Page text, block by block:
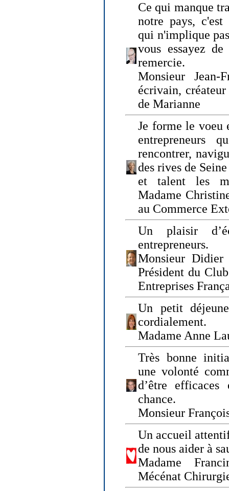
Ce qui manque
notre pays,
qui n'implique
vous essayez
remercie.
Monsieur Jean-
écrivain,
de Marianne
Je forme le voeu
entrepreneurs
rencontrer,
des rives de
et talent les
Madame
au Commerce
Un plaisir
entrepreneurs.
Monsieur
Président du
Entreprises
Un petit
cordialement.
Madame Anne
Très bonne
une volonté
d’être
chance.
Monsieur
Un accueil
de nous aider à
Madame
Mécénat